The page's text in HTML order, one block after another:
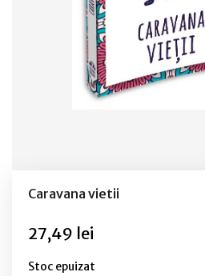
Caravana vietii
27,49 lei
Stoc epuizat